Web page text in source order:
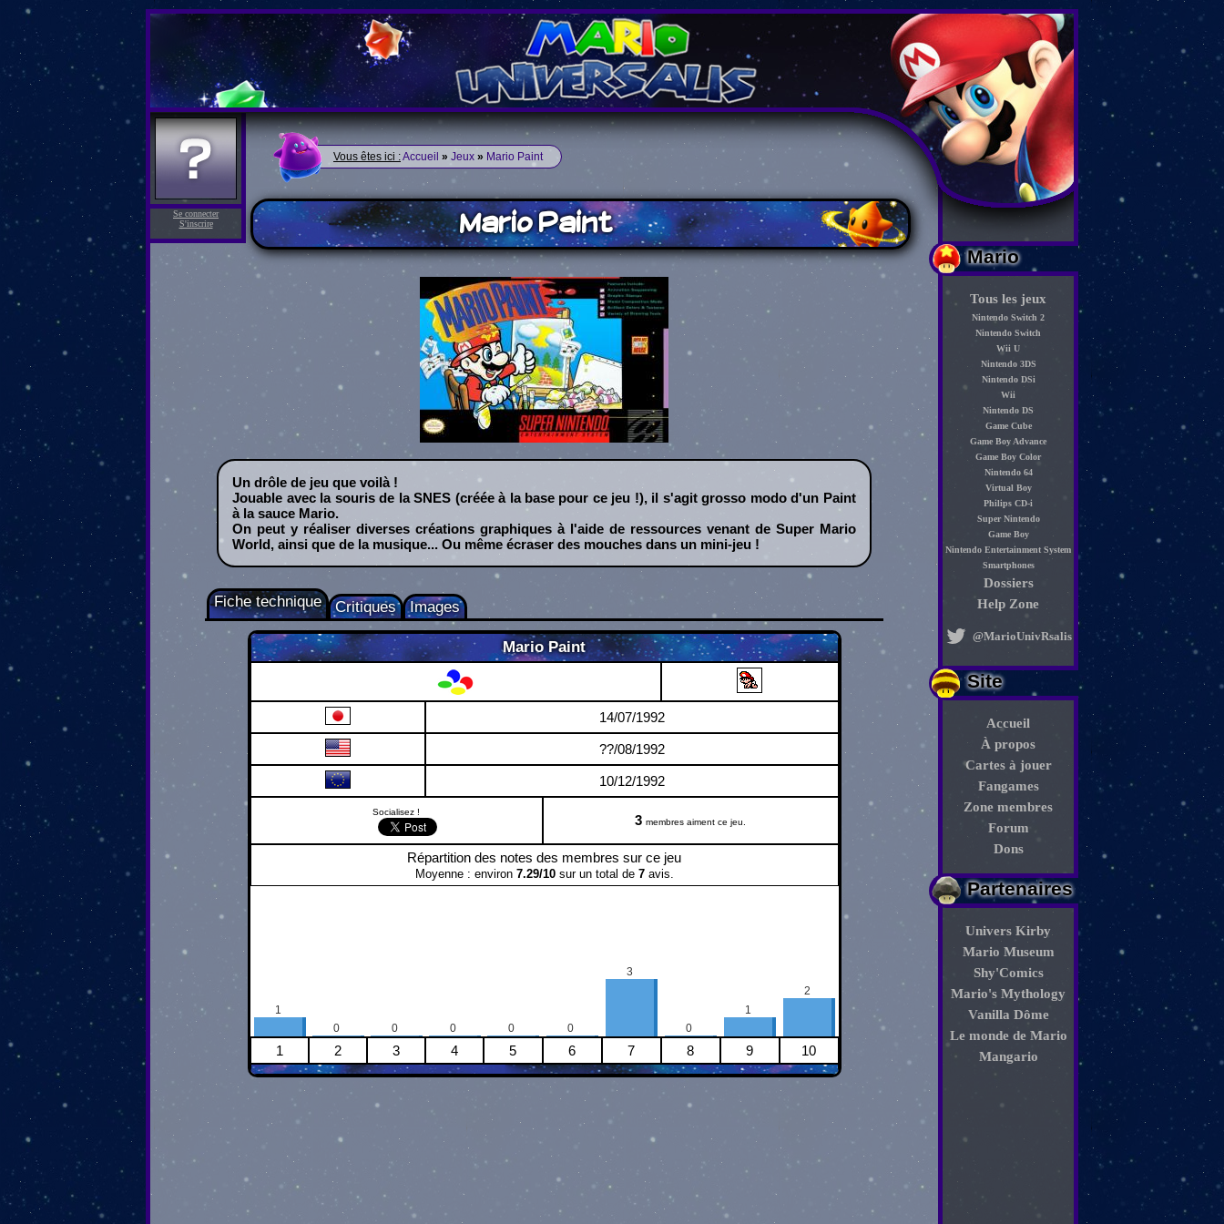
Mario
Tous les jeux
Nintendo Switch 2
Nintendo Switch
Wii U
Nintendo 3DS
Nintendo DSi
Wii
Nintendo DS
Game Cube
Game Boy Advance
Game Boy Color
Nintendo 64
Virtual Boy
Philips CD-i
Super Nintendo
Game Boy
Nintendo Entertainment System
Smartphones
Dossiers
Help Zone
@MarioUnivRsalis
Site
Accueil
À propos
Cartes à jouer
Fangames
Zone membres
Forum
Dons
Partenaires
Univers Kirby
Mario Museum
Shy'Comics
Mario's Mythology
Vanilla Dôme
Le monde de Mario
Mangario
Se connecter
S'inscrire
Vous êtes ici :Accueil » Jeux » Mario Paint
Mario Paint
Un drôle de jeu que voilà !
Jouable avec la souris de la SNES (créée à la base pour ce jeu !), il s'agit grosso modo d'un Paint
à la sauce Mario.
On peut y réaliser diverses créations graphiques à l'aide de ressources venant de Super Mario
World, ainsi que de la musique... Ou même écraser des mouches dans un mini-jeu !
Mario Paint
Super Nintendo
14/07/1992
??/08/1992
10/12/1992
Socialisez !
3 membres aiment ce jeu.
Répartition des notes des membres sur ce jeu
Moyenne : environ 7.29/10 sur un total de 7avis.
1
0
0 0 0 0
3
0
1
2
1 2 3 4 5 6 7 8 9 10
Fiche technique Critiques Images